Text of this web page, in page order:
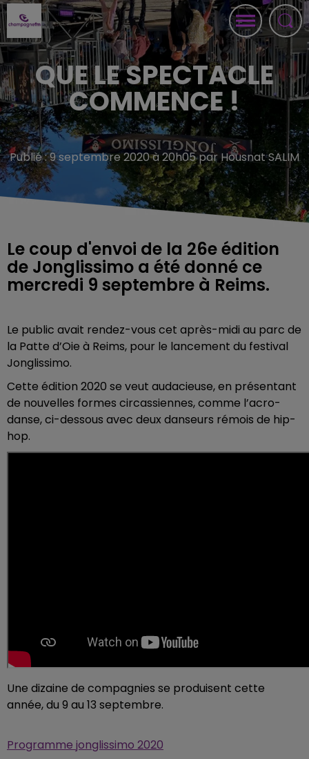
QUE LE SPECTACLE
COMMENCE !
Publié : 9 septembre 2020 à 20h05 par Housnat SALIM
Le coup d'envoi de la 26e édition
de Jonglissimo a été donné ce
mercredi 9 septembre à Reims.
Le public avait rendez-vous cet après-midi au parc de
la Patte d’Oie à Reims, pour le lancement du festival
Jonglissimo.
Cette édition 2020 se veut audacieuse, en présentant
de nouvelles formes circassiennes, comme l’acro-
danse, ci-dessous avec deux danseurs rémois de hip-
hop.
Une dizaine de compagnies se produisent cette
année, du 9 au 13 septembre.
Programme jonglissimo 2020